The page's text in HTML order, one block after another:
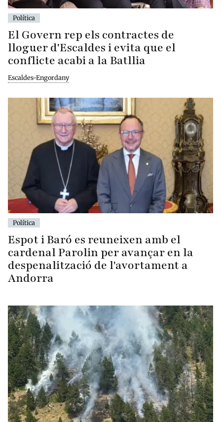
Política
El Govern rep els contractes de
lloguer d'Escaldes i evita que el
conflicte acabi a la Batllia
Escaldes-Engordany
Política
Espot i Baró es reuneixen amb el
cardenal Parolin per avançar en la
despenalització de l'avortament a
Andorra